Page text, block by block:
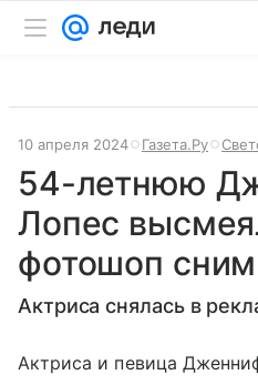
10 апреля 2024 Газета.Ру
54-летнюю
Лопес
фотошоп
Актриса снялась в
Актриса и певица